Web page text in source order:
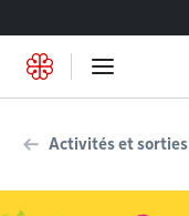
Activités et sorties